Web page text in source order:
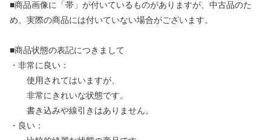
■商品画像に「帯」が付いているものがありますが、中古品のた
め、実際の商品には付いていない場合がございます。
■商品状態の表記につきまして
・非常に良い：
使用されてはいますが、
非常にきれいな状態です。
書き込みや線引きはありません。
・良い：